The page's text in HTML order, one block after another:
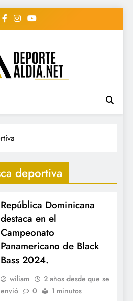
AL DIA •
Deportivo
#deportealdiaperiodico
deportiva
República Dominicana
destaca en el
Campeonato
Panamericano de Black
Bass 2024.
wiliam
2 años desde que se
envió
0 1 minutos